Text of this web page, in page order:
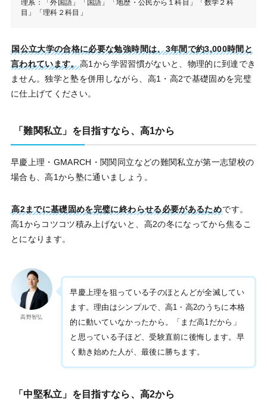
理系：「外国語」「国語」「地歴・公民から１科目」「数学２科
目」「理科２科目」
国公立大学の合格に必要な勉強時間は、3年間で約3,000時間と
言われています。高1から学習習慣がないと、物理的に到達でき
ません。独学と塾を併用しながら、高1・高2で基礎固めを完璧
に仕上げてください。
「難関私立」を目指すなら、高1から
早慶上理・GMARCH・関関同立などの難関私立が第一志望校の
場合も、高1から塾に通いましょう。
高2までに基礎固めを完璧に終わらせる必要があるためです。
高1からコツコツ積み上げないと、高2の冬になってから焦るこ
とになります。
高野智弘
早慶上理を狙っている子のほとんどが全滅してい
ます。理由はシンプルで、高1・高2のうちに本格
的に動いていなかったから。「まだ高1だから」
と思っている子ほど、受験直前に後悔します。早
く動き始めた人が、最後に勝ちます。
「中堅私立」を目指すなら、高2から